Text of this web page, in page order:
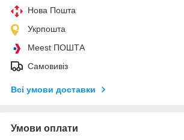
Нова Пошта
Укрпошта
Meest ПОШТА
Самовивіз
Всі умови доставки
Умови оплати